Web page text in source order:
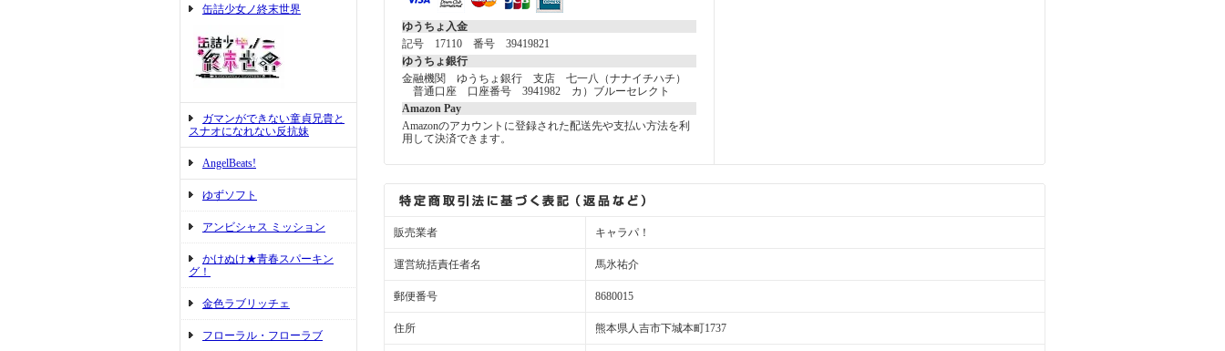
缶詰少女ノ終末世界
ガマンができない童貞兄貴と
スナオになれない反抗妹
AngelBeats!
ゆずソフト
アンビシャス ミッション
かけぬけ★青春スパーキン
グ！
金色ラブリッチェ
フローラル・フローラブ
ゆうちょ入金
記号 17110 番号 39419821
ゆうちょ銀行
金融機関 ゆうちょ銀行 支店 七一八（ナナイチハチ）
普通口座 口座番号 3941982 カ）ブルーセレクト
Amazon Pay
Amazonのアカウントに登録された配送先や支払い方法を利
用して決済できます。
販売業者 キャラパ！
運営統括責任者名 馬氷祐介
郵便番号 8680015
住所 熊本県人吉市下城本町1737